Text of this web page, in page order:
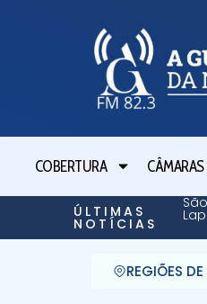
COBERTURA
ÚLTIMAS
NOTÍCIAS
REGIÕES